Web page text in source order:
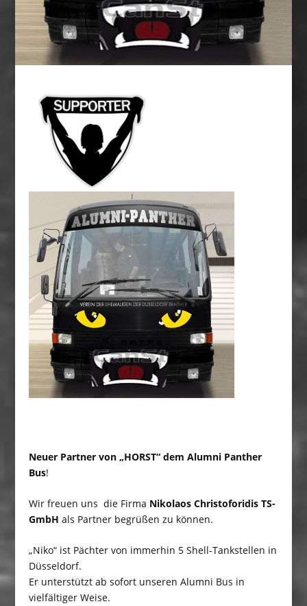
Neuer Partner von „HORST“ dem Alumni Panther
Bus!
Wir freuen uns die Firma Nikolaos Christoforidis TS-
GmbH als Partner begrüßen zu können.
„Niko“ ist Pächter von immerhin 5 Shell-Tankstellen in
Düsseldorf.
Er unterstützt ab sofort unseren Alumni Bus in
vielfältiger Weise.